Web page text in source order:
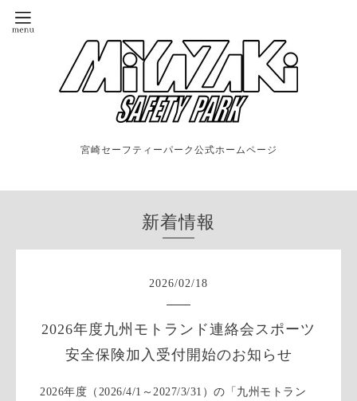
宮崎セーフティーパーク公式ホームページ
新着情報
2026/02/18
2026年度九州モトランド連絡会スポーツ
安全保険加入受付開始のお知らせ
2026年度（2026/4/1～2027/3/31）の「九州モトラン